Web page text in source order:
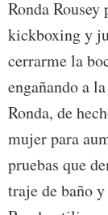
Ronda Rousey
kickboxing y
cerrarme la
engañando a
Ronda, de
mujer para
pruebas que
traje de baño